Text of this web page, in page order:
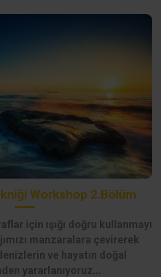
Workshop 2.Bölüm
için ışığı doğru kullanmayı
manzaralara çevirerek
ve hayatın doğal
yararlanıyoruz…